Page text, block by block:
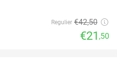
Regulier €42,50
€21 ,50